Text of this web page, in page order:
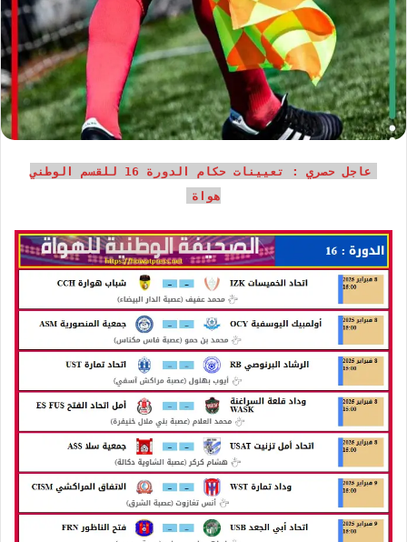
عاجل حصري : تعيينات حكام الدورة 16 للقسم الوطني
هواة